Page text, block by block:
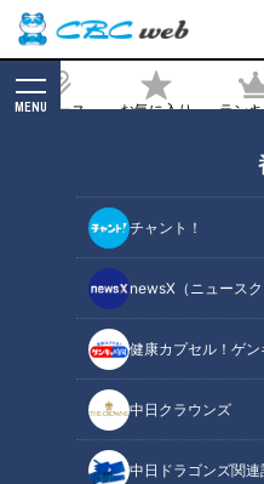
ニュース お気に入り ラン
MENU
チャント！
newsX（ニュースク
健康カプセル！ゲン
中日クラウンズ
中日ドラゴンズ関連
記